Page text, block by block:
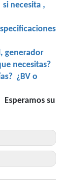
necesita ,
generador
necesitas?
¿BV o
su